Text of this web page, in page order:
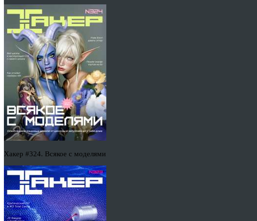
Хакер #324. Всякое с моделями